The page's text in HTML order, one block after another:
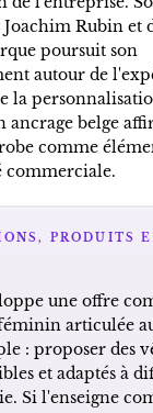
Rubin et
poursuit son
autour de
la
ancrage belge
comme
commerciale.
PRODUITS
une offre
articulée
: proposer des
et adaptés à
Si l'enseigne